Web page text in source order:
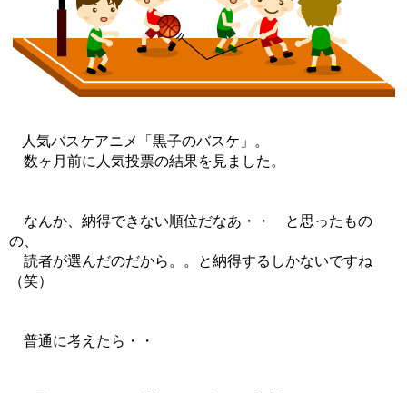
人気バスケアニメ「黒子のバスケ」。
数ヶ月前に人気投票の結果を見ました。
なんか、納得できない順位だなあ・・ と思ったもの
の、
読者が選んだのだから。。と納得するしかないですね
（笑）
普通に考えたら・・